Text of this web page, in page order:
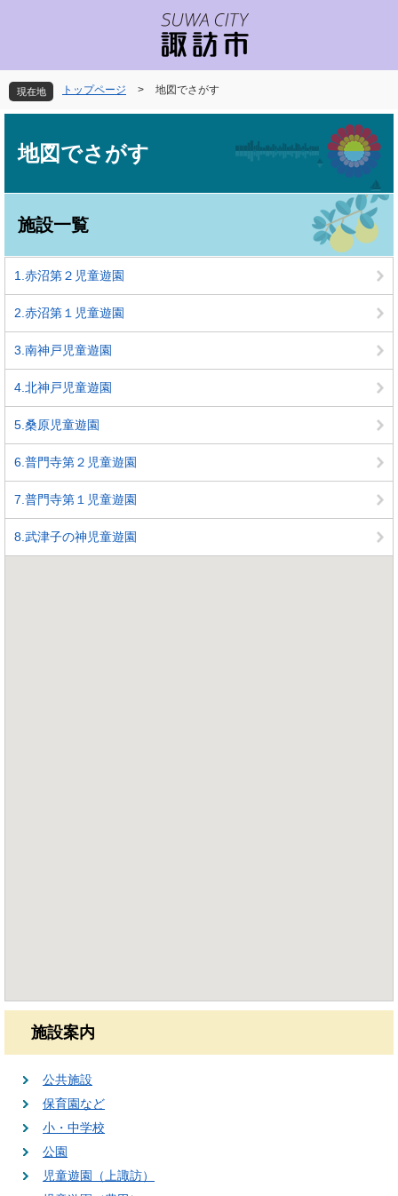
先
頭
を
飛
文
現在地 トップページ > 地図でさがす
地図でさがす
施設一覧
1.赤沼第２児童遊園
2.赤沼第１児童遊園
3.南神戸児童遊園
4.北神戸児童遊園
5.桑原児童遊園
6.普門寺第２児童遊園
7.普門寺第１児童遊園
8.武津子の神児童遊園
施設案内
公共施設
保育園など
小・中学校
公園
児童遊園（上諏訪）